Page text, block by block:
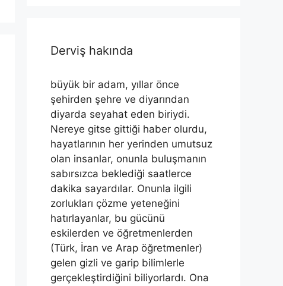
Derviş hakında
büyük bir adam, yıllar önce
şehirden şehre ve diyarından
diyarda seyahat eden biriydi.
Nereye gitse gittiği haber olurdu,
hayatlarının her yerinden umutsuz
olan insanlar, onunla buluşmanın
sabırsızca beklediği saatlerce
dakika sayardılar. Onunla ilgili
zorlukları çözme yeteneğini
hatırlayanlar, bu gücünü
eskilerden ve öğretmenlerden
(Türk, İran ve Arap öğretmenler)
gelen gizli ve garip bilimlerle
gerçekleştirdiğini biliyorlardı. Ona